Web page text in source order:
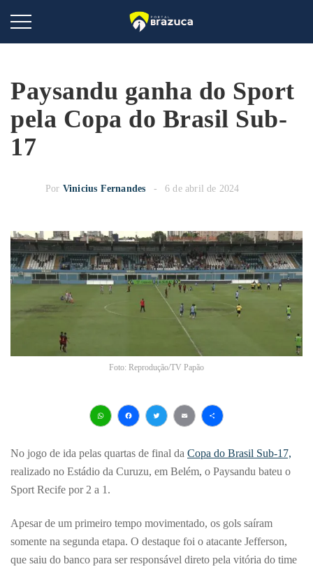
Paysandu ganha do Sport
pela Copa do Brasil Sub-
17
Por Vinicius Fernandes 6 de abril de 2024
Foto: Reprodução/TV Papão
No jogo de ida pelas quartas de final da Copa do Brasil Sub-17,
realizado no Estádio da Curuzu, em Belém, o Paysandu bateu o
Sport Recife por 2 a 1.
Apesar de um primeiro tempo movimentado, os gols saíram
somente na segunda etapa. O destaque foi o atacante Jefferson,
que saiu do banco para ser responsável direto pela vitória do time